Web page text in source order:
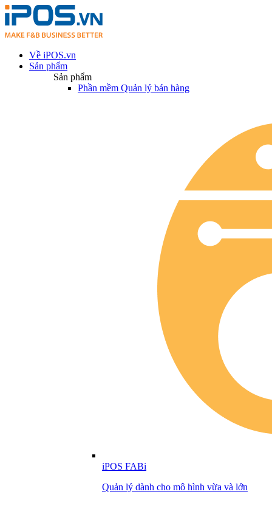
Về iPOS.vn
Sản phẩm
Sản phẩm
Phần mềm Quản lý bán hàng
iPOS FABi
Quản lý dành cho mô hình vừa và lớn